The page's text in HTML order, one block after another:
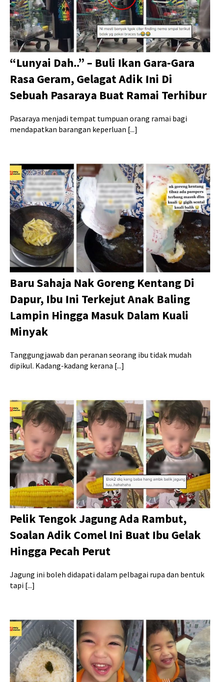
“Lunyai Dah..” – Buli Ikan Gara-Gara
Rasa Geram, Gelagat Adik Ini Di
Sebuah Pasaraya Buat Ramai Terhibur
Pasaraya menjadi tempat tumpuan orang ramai bagi
mendapatkan barangan keperluan [...]
Baru Sahaja Nak Goreng Kentang Di
Dapur, Ibu Ini Terkejut Anak Baling
Lampin Hingga Masuk Dalam Kuali
Minyak
Tanggungjawab dan peranan seorang ibu tidak mudah
dipikul. Kadang-kadang kerana [...]
Pelik Tengok Jagung Ada Rambut,
Soalan Adik Comel Ini Buat Ibu Gelak
Hingga Pecah Perut
Jagung ini boleh didapati dalam pelbagai rupa dan bentuk
tapi [...]